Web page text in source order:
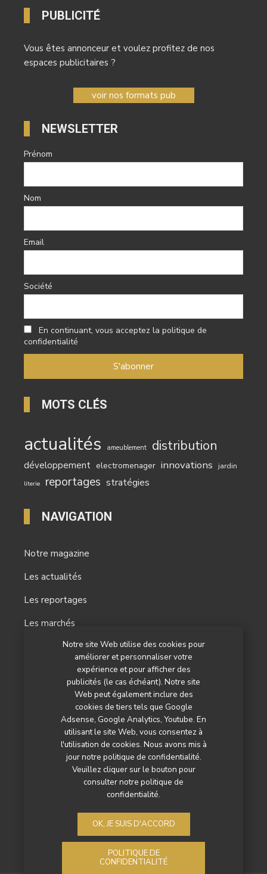
Notre site Web utilise des cookies pour
améliorer et personnaliser votre
expérience et pour afficher des
publicités (le cas échéant). Notre site
Web peut également inclure des
cookies de tiers tels que Google
Adsense, Google Analytics, Youtube. En
utilisant le site Web, vous consentez à
l'utilisation de cookies. Nous avons mis à
jour notre politique de confidentialité.
Veuillez cliquer sur le bouton pour
consulter notre politique de
confidentialité.
OK, JE SUIS D'ACCORD
POLITIQUE DE
CONFIDENTIALITÉ
PUBLICITÉ
Vous êtes annonceur et voulez profitez de nos
espaces publicitaires ?
voir nos formats pub
NEWSLETTER
Prénom
Nom
Email
Société
En continuant, vous acceptez la politique de
confidentialité
MOTS CLÉS
actualités ameublement distribution
développement electromenager innovations jardin
literie reportages stratégies
NAVIGATION
Notre magazine
Les actualités
Les reportages
Les marchés
Nos autres titres
Qui sommes-nous ?
Contactez-nous
Mentions légales
Politique de confidentialité